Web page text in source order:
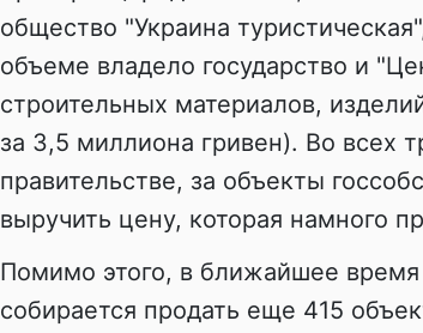
общество "Украина
объеме владело государство и
строительных материалов,
за 3,5 миллиона гривен). Во всех
правительстве, за объекты
выручить цену, которая намного
Помимо этого, в ближайшее
собирается продать еще 415